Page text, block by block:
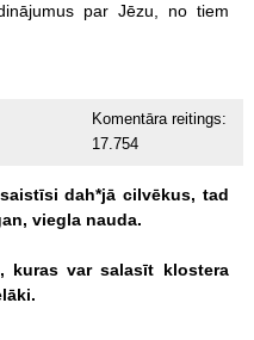
par Jēzu, no tiem
Komentāra reitings:
17.754
dah*jā cilvēkus, tad
viegla nauda.
kuras var salasīt klostera